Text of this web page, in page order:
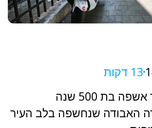
13 דקות
בת 500 שנה
האבודה שנחשפה בלב העיר